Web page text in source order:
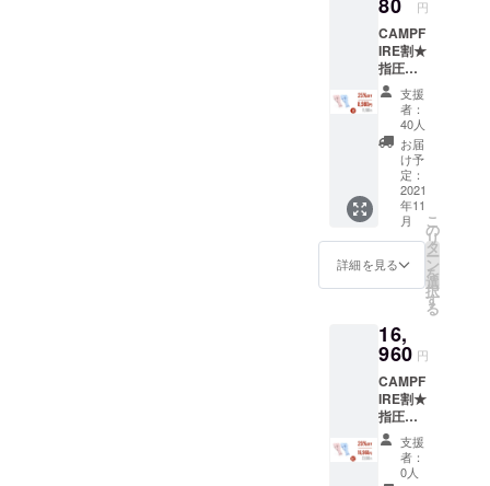
入し、日本
のお客様に
紹介する。
円
CAMPF
IRE割★
指圧代
用枕
「LOBS
TER」1
セット
【1セッ
トの内
容】 ・
指圧代
用枕 x1
・収納
袋 x1 ・
日本語
取扱説
※お届け
時期
は、生
産、配
送状況
により
遅れる
可能性
もござ
支援
者：
40人
お届
け予
定：
2021
年11
月
詳細を見る
こ
の
リ
タ
ー
ン
を
選
択
す
る
16,
960 円
CAMPF
IRE割★
指圧代
用枕
「LOBS
TER」2
支援
者：
0人